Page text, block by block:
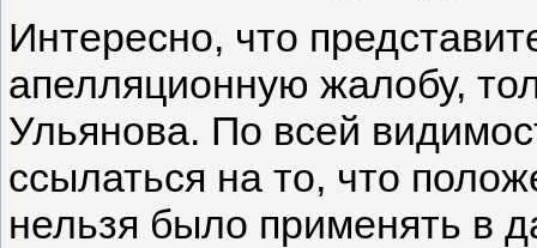
Интересно, что
апелляционную жалобу,
Ульянова. По всей
ссылаться на то, что
нельзя было применять в